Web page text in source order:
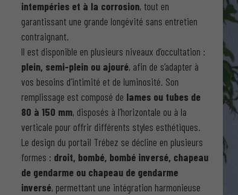
intempéries et à la corrosion, tout en
garantissant une grande longévité sans entretien
contraignant.
Il est disponible en plusieurs niveaux d’occultation :
plein, semi-plein ou ajouré, afin de s’adapter à
vos besoins d’intimité et de luminosité. Son
remplissage est composé de lames ou tubes de
80 à 150 mm, disposés à l’horizontale ou à la
verticale pour offrir différents styles esthétiques.
Le design du portail Trébez se décline en plusieurs
formes : droit, bombé, bombé inversé, chapeau
de gendarme ou chapeau de gendarme
inversé, permettant une intégration harmonieuse